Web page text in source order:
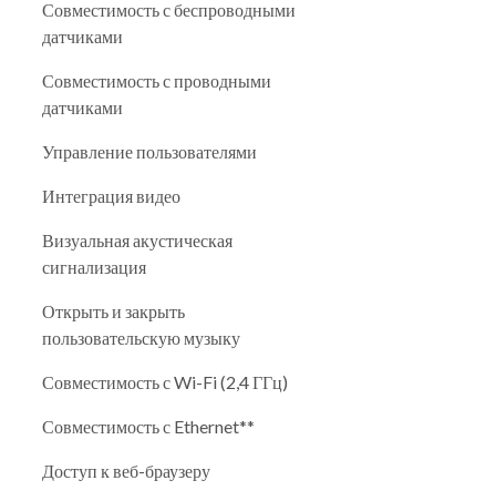
Совместимость с беспроводными
датчиками
Совместимость с проводными
датчиками
Управление пользователями
Интеграция видео
Визуальная акустическая
сигнализация
Открыть и закрыть
пользовательскую музыку
Совместимость с Wi-Fi (2,4 ГГц)
Совместимость с Ethernet**
Доступ к веб-браузеру